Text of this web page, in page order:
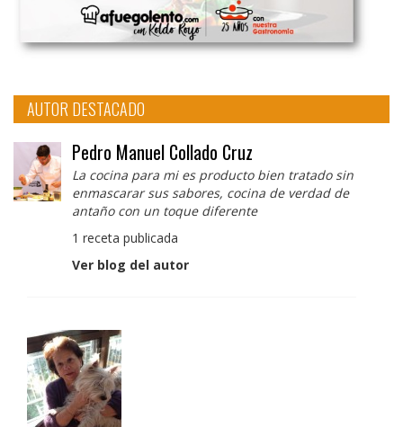
AUTOR DESTACADO
Pedro Manuel Collado Cruz
La cocina para mi es producto bien tratado sin
enmascarar sus sabores, cocina de verdad de
antaño con un toque diferente
1 receta publicada
Ver blog del autor